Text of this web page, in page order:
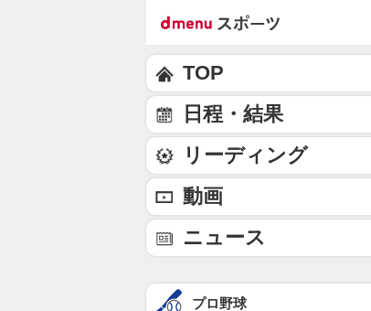
TOP
日程・結果
リーディング
動画
ニュース
プロ野球